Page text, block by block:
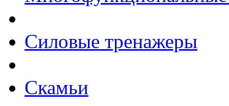
Силовые тренажеры
Скамьи